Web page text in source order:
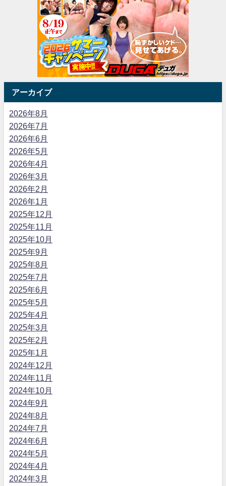
アーカイブ
2026年8月
2026年7月
2026年6月
2026年5月
2026年4月
2026年3月
2026年2月
2026年1月
2025年12月
2025年11月
2025年10月
2025年9月
2025年8月
2025年7月
2025年6月
2025年5月
2025年4月
2025年3月
2025年2月
2025年1月
2024年12月
2024年11月
2024年10月
2024年9月
2024年8月
2024年7月
2024年6月
2024年5月
2024年4月
2024年3月